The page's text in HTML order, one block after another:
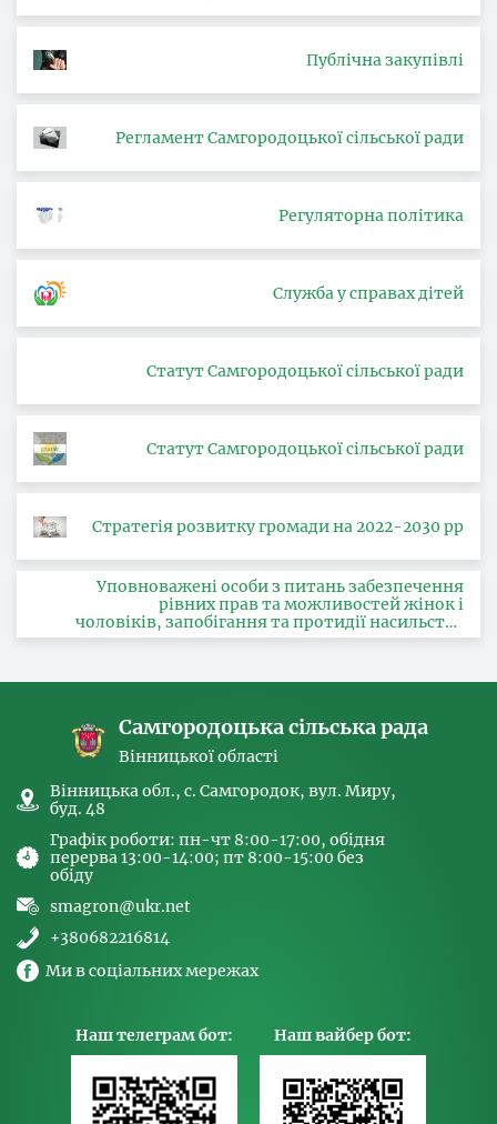
Публічна закупівлі
Регламент Самгородоцької сільської ради
Регуляторна політика
Служба у справах дітей
Статут Самгородоцької сільської ради
Статут Самгородоцької сільської ради
Стратегія розвитку громади на 2022-2030 рр
Уповноважені особи з питань забезпечення
рівних прав та можливостей жінок і
чоловіків, запобігання та протидії насильству
за ознакою статі, з питань здійснення заходів,
Самгородоцька сільська рада
Вінницької області
Вінницька обл., с. Самгородок, вул. Миру,
буд. 48
Графік роботи: пн-чт 8:00-17:00, обідня
перерва 13:00-14:00; пт 8:00-15:00 без
обіду
smagron@ukr.net
+380682216814
Ми в соціальних мережах
Наш телеграм бот: Наш вайбер бот: